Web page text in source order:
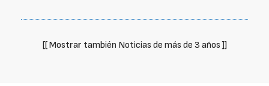
[[ Mostrar también Noticias de más de 3 años ]]